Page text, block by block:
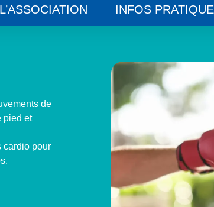
L’ASSOCIATION INFOS
de
pied et
cardio pour